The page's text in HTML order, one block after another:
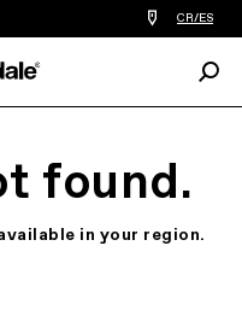
Encontrar
tiedas
bicicletas
de
CR/ES
found.
in your region.